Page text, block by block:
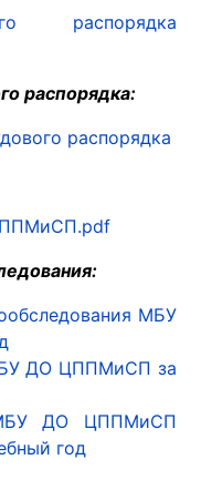
распорядка
распорядка:
распорядка
МБУ
ДО ЦППМиСП за
МБУ ДО ЦППМиСП
год